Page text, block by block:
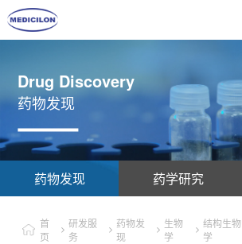
Drug Discovery
药物发现
药物发现 药学研究
首
页
研发服
务
药物发
现
生物
学
结构生物
学